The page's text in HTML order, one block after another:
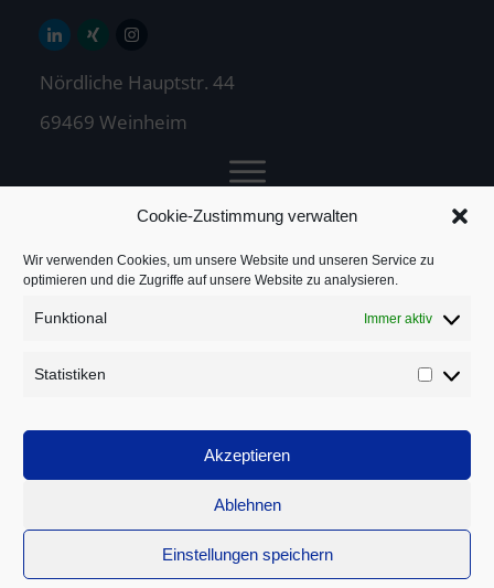
Cookie-Zustimmung verwalten
Wir verwenden Cookies, um unsere Website und unseren Service zu
optimieren und die Zugriffe auf unsere Website zu analysieren.
Funktional Immer aktiv
Statistiken
Akzeptieren
Ablehnen
Einstellungen speichern
Nördliche Hauptstr. 44
69469 Weinheim
Jochen Treuz